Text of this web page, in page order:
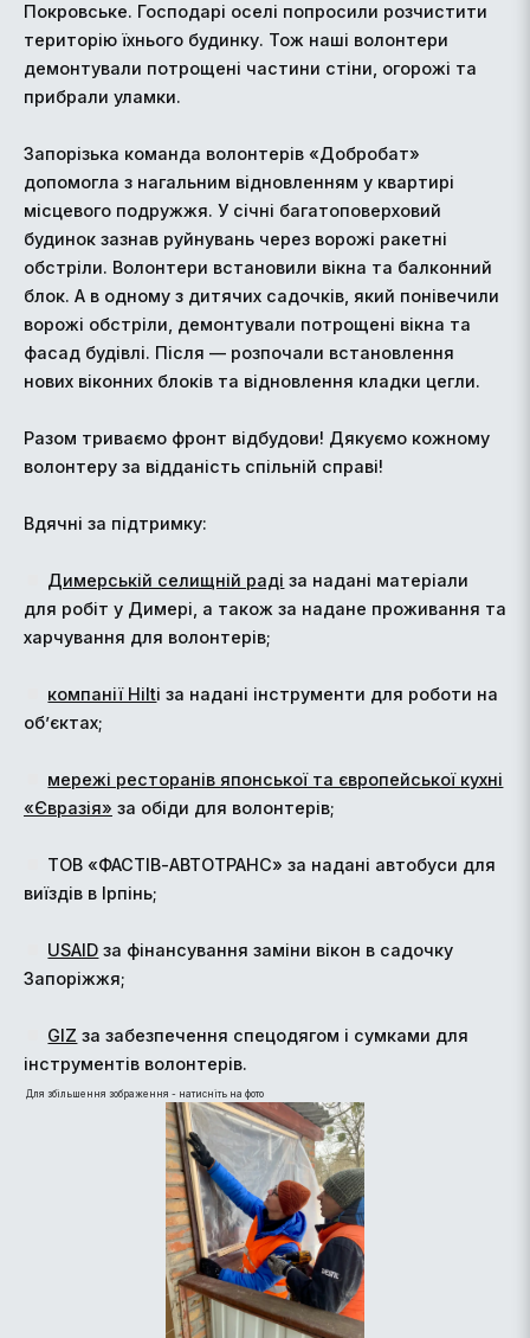
Покровське. Господарі оселі попросили розчистити
територію їхнього будинку. Тож наші волонтери
демонтували потрощені частини стіни, огорожі та
прибрали уламки.
Запорізька команда волонтерів «Добробат»
допомогла з нагальним відновленням у квартирі
місцевого подружжя. У січні багатоповерховий
будинок зазнав руйнувань через ворожі ракетні
обстріли. Волонтери встановили вікна та балконний
блок. А в одному з дитячих садочків, який понівечили
ворожі обстріли, демонтували потрощені вікна та
фасад будівлі. Після — розпочали встановлення
нових віконних блоків та відновлення кладки цегли.
Разом триваємо фронт відбудови! Дякуємо кожному
волонтеру за відданість спільній справі!
Вдячні за підтримку:
Димерській селищній раді за надані матеріали
для робіт у Димері, а також за надане проживання та
харчування для волонтерів;
компанії Hilti за надані інструменти для роботи на
об’єктах;
мережі ресторанів японської та європейської кухні
«Євразія» за обіди для волонтерів;
ТОВ «ФАСТІВ-АВТОТРАНС» за надані автобуси для
виїздів в Ірпінь;
USAID за фінансування заміни вікон в садочку
Запоріжжя;
GIZ за забезпечення спецодягом і сумками для
інструментів волонтерів.
Для збільшення зображення - натисніть на фото